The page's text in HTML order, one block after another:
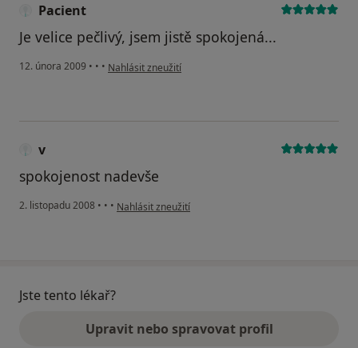
Pacient
Je velice pečlivý, jsem jistě spokojená...
12. února 2009 • • • podle názoru uživatele Pacient
Nahlásit zneužití
v
spokojenost nadevše
2. listopadu 2008 • • • podle názoru uživatele v
Nahlásit zneužití
Jste tento lékař?
Upravit nebo spravovat profil